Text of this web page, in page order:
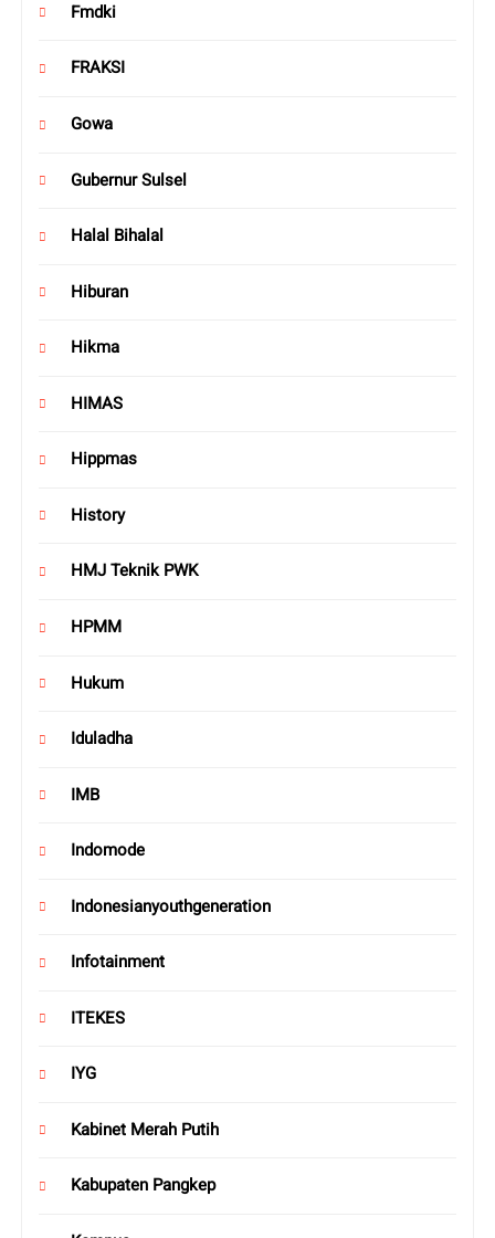
Fmdki
FRAKSI
Gowa
Gubernur Sulsel
Halal Bihalal
Hiburan
Hikma
HIMAS
Hippmas
History
HMJ Teknik PWK
HPMM
Hukum
Iduladha
IMB
Indomode
Indonesianyouthgeneration
Infotainment
ITEKES
IYG
Kabinet Merah Putih
Kabupaten Pangkep